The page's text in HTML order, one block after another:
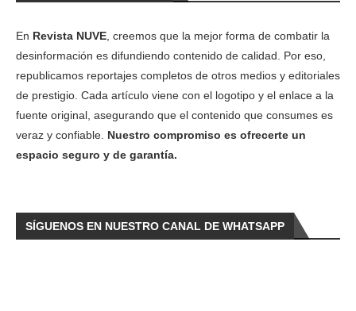
En Revista NUVE , creemos que la mejor forma de combatir la
desinformación es difundiendo contenido de calidad. Por eso,
republicamos reportajes completos de otros medios y editoriales
de prestigio. Cada artículo viene con el logotipo y el enlace a la
fuente original, asegurando que el contenido que consumes es
veraz y confiable. Nuestro compromiso es ofrecerte un
espacio seguro y de garantía.
SÍGUENOS EN NUESTRO CANAL DE WHATSAPP